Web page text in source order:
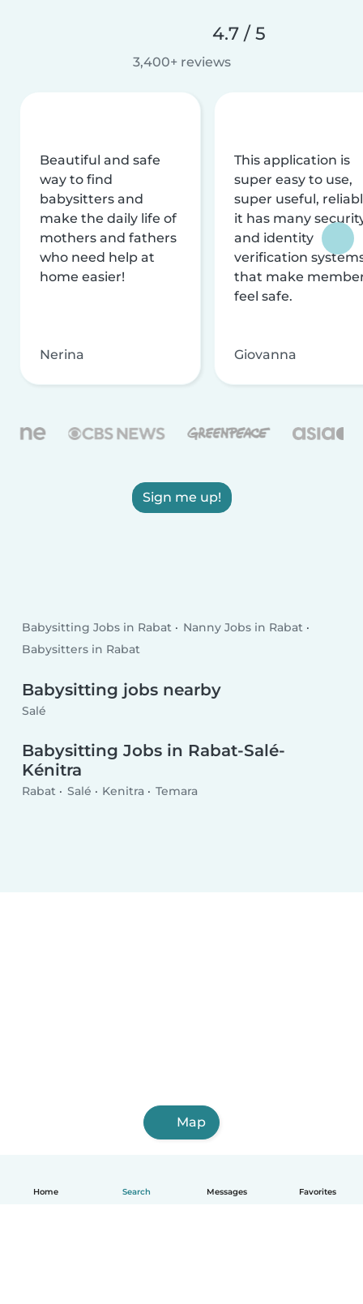
Home Search Messages Favorites
4.7 / 5
3,400+ reviews
Beautiful and safe
way to find
babysitters and
make the daily life of
mothers and fathers
who need help at
home easier!
Nerina
This application is
super easy to use,
super useful,
it has many
and identity
verification
that make
feel safe.
Giovanna
Sign me up!
Babysitting Jobs in Rabat
Nanny Jobs in Rabat
Babysitters in Rabat
Babysitting jobs nearby
Salé
Babysitting Jobs in Rabat-Salé-
Kénitra
Rabat Salé Kenitra Temara
Map